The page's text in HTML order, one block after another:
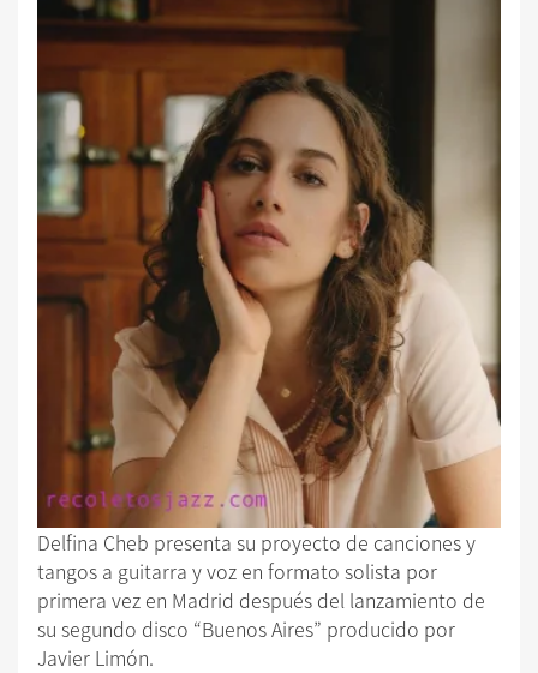
Delfina Cheb presenta su proyecto de canciones y
tangos a guitarra y voz en formato solista por
primera vez en Madrid después del lanzamiento de
su segundo disco “Buenos Aires” producido por
Javier Limón.